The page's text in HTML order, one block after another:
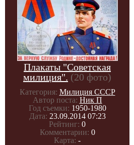
Плакаты "Советская
милиция". (20 фото)
Категория: Милиция СССР
Автор поста: Ник П
Год съемки: 1950-1980
Дата: 23.09.2014 07:23
Рейтинг: 0
Комментарии: 0
Карта: -